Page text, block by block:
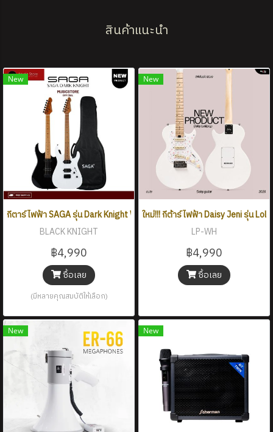
สินค้าแนะนำ
New
กีตาร์ไฟฟ้า SAGA รุ่น Dark Knight White Knight ทรงSuper ST.
BLACK KNIGHT
฿4,990
ซื้อเลย
(มีหลายคุณสมบัติให้เลือก)
New
ใหม่!!! กีต้าร์ไฟฟ้า Daisy Jeni รุ่น
LP-WH
฿4,990
ซื้อเลย
New New